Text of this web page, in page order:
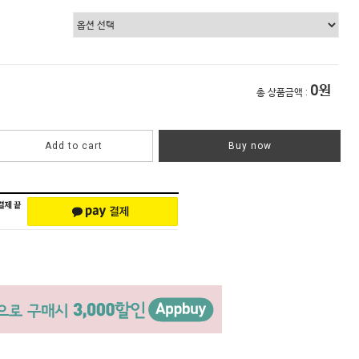
총 상품금액 : 0원
Add to cart Buy now